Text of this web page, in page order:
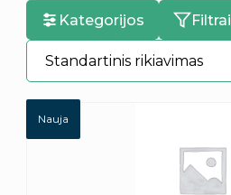
Kategorijos Filtrai
Nauja